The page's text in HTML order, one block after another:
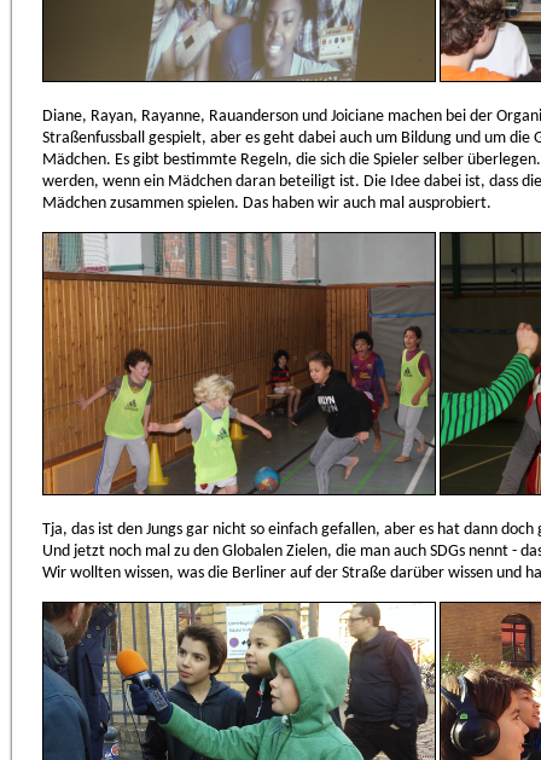
Diane, Rayan, Rayanne, Rauanderson und Joiciane machen bei der
Straßenfussball gespielt, aber es geht dabei auch um Bildung und um die
Mädchen. Es gibt bestimmte Regeln, die sich die Spieler selber
werden, wenn ein Mädchen daran beteiligt ist. Die Idee dabei ist, dass
Mädchen zusammen spielen. Das haben wir auch mal ausprobiert.
Tja, das ist den Jungs gar nicht so einfach gefallen, aber es hat dann
Und jetzt noch mal zu den Globalen Zielen, die man auch SDGs nennt -
Wir wollten wissen, was die Berliner auf der Straße darüber wissen und